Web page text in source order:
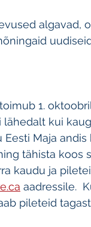
algavad,
1.
kui
Maja
tähista koos
kaudu ja
aadressile.
pileteid